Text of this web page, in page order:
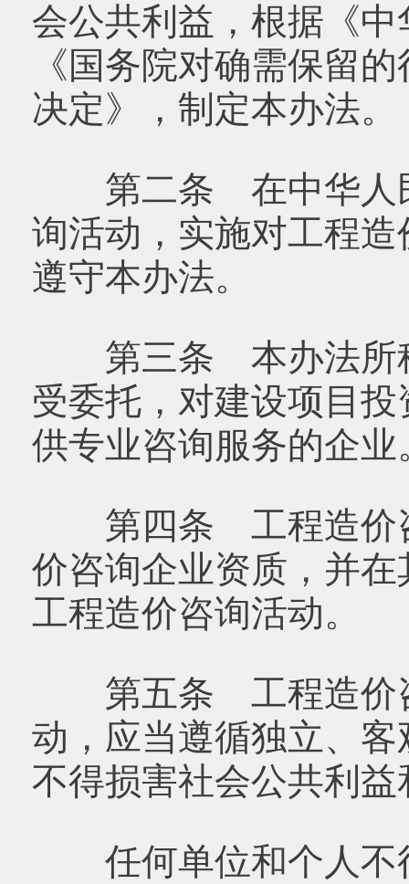
会公共利益，根据《
《国务院对确需保留
决定》，制定本办法。
第二条 在中华人民
询活动，实施对工程
遵守本办法。
第三条 本办法所称
受委托，对建设项目
供专业咨询服务的企业
第四条 工程造价咨
价咨询企业资质，并
工程造价咨询活动。
第五条 工程造价咨
动，应当遵循独立、
不得损害社会公共利
任何单位和个人不